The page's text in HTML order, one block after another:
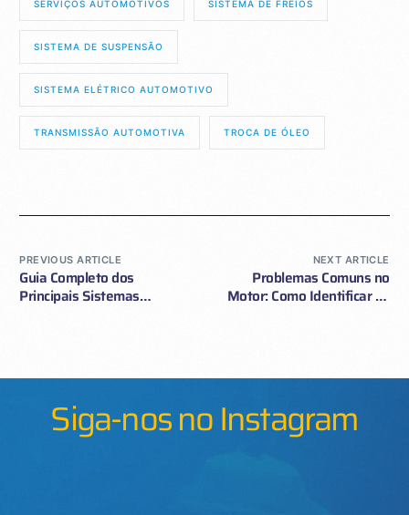
SERVIÇOS AUTOMOTIVOS SISTEMA DE FREIOS
SISTEMA DE SUSPENSÃO
SISTEMA ELÉTRICO AUTOMOTIVO
TRANSMISSÃO AUTOMOTIVA TROCA DE ÓLEO
PREVIOUS ARTICLE
Guia Completo dos
Principais Sistemas
NEXT ARTICLE
Problemas Comuns no
Motor: Como Identificar os
Siga-nos no Instagram